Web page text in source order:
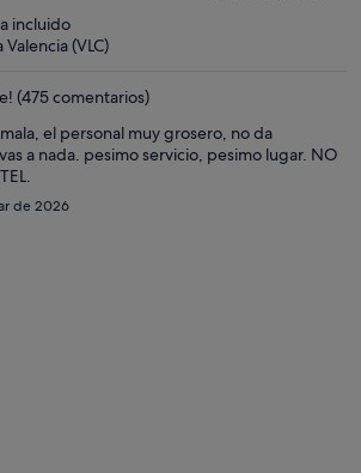
737 €,
por
persona
incluido
(VLC)
(475 comentarios)
el personal muy grosero, no da
a nada. pesimo servicio, pesimo lugar. NO
de 2026